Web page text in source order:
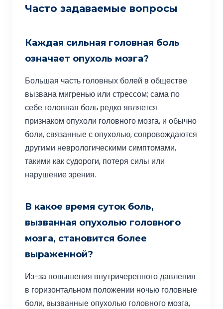
Часто задаваемые вопросы
Каждая сильная головная боль
означает опухоль мозга?
Большая часть головных болей в обществе
вызвана мигренью или стрессом; сама по
себе головная боль редко является
признаком опухоли головного мозга, и обычно
боли, связанные с опухолью, сопровождаются
другими неврологическими симптомами,
такими как судороги, потеря силы или
нарушение зрения.
В какое время суток боль,
вызванная опухолью головного
мозга, становится более
выраженной?
Из-за повышения внутричерепного давления
в горизонтальном положении ночью головные
боли, вызванные опухолью головного мозга,